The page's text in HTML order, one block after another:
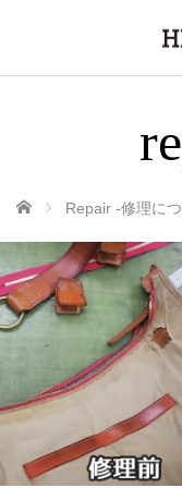
ホーム Repair -修理に